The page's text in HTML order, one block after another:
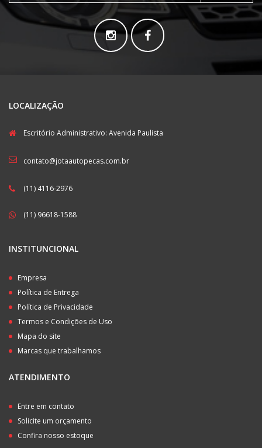
LOCALIZAÇÃO
Escritório Administrativo: Avenida Paulista
contato@jotaautopecas.com.br
(11) 4116-2976
(11) 96618-1588
INSTITUNCIONAL
Empresa
Política de Entrega
Política de Privacidade
Termos e Condições de Uso
Mapa do site
Marcas que trabalhamos
ATENDIMENTO
Entre em contato
Solicite um orçamento
Confira nosso estoque